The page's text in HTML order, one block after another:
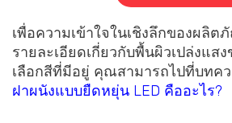
เพื่อความเข้าใจในเชิงลึกของผลิ
รายละเอียดเกี่ยวกับพื้นผิวเปล่งแส
เลือกสีที่มีอยู่ คุณสามารถไปที่บทค
ฝาผนังแบบยืดหยุ่น LED คืออะไร?